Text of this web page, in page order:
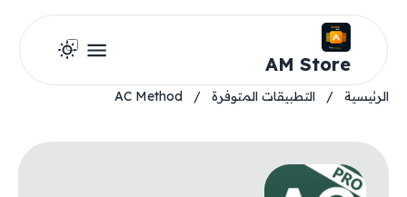
AM Store
الرئيسية / التطبيقات المتوفرة /
AC Method